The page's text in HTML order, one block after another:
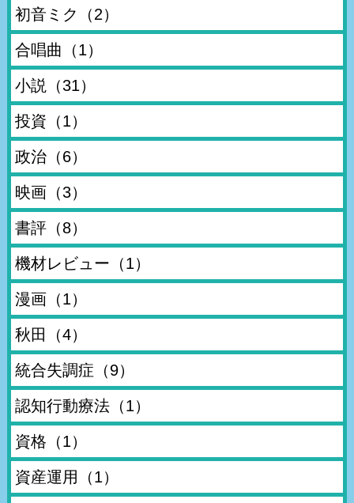
初音ミク （2）
合唱曲 （1）
小説 （31）
投資 （1）
政治（6）
映画（3）
書評（8）
機材レビュー （1）
漫画（1）
秋田 （4）
統合失調症 （9）
認知行動療法（1）
資格 （1）
資産運用 （1）